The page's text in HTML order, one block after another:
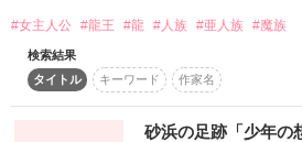
#女主人公 #龍王 #龍 #人族 #亜人族 #魔族
検索結果
タイトル
キーワード 作家名
砂浜の足跡「少年の